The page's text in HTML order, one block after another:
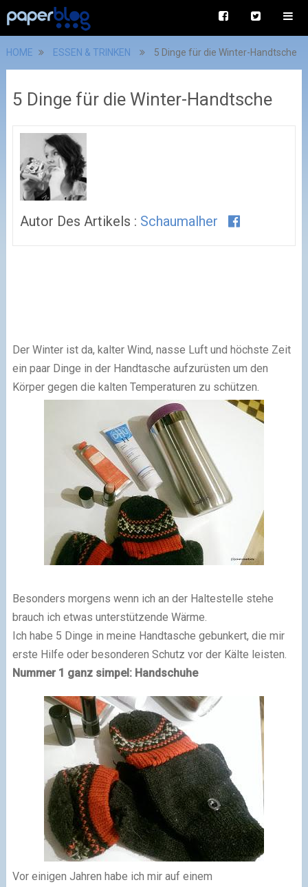
HOME ESSEN & TRINKEN 5 Dinge für die Winter-Handtsche
5 Dinge für die Winter-Handtsche
Autor Des Artikels : Schaumalher
Der Winter ist da, kalter Wind, nasse Luft und höchste Zeit
ein paar Dinge in der Handtasche aufzurüsten um den
Körper gegen die kalten Temperaturen zu schützen.
Besonders morgens wenn ich an der Haltestelle stehe
brauch ich etwas unterstützende Wärme.
Ich habe 5 Dinge in meine Handtasche gebunkert, die mir
erste Hilfe oder besonderen Schutz vor der Kälte leisten.
Nummer 1 ganz simpel: Handschuhe
Vor einigen Jahren habe ich mir auf einem